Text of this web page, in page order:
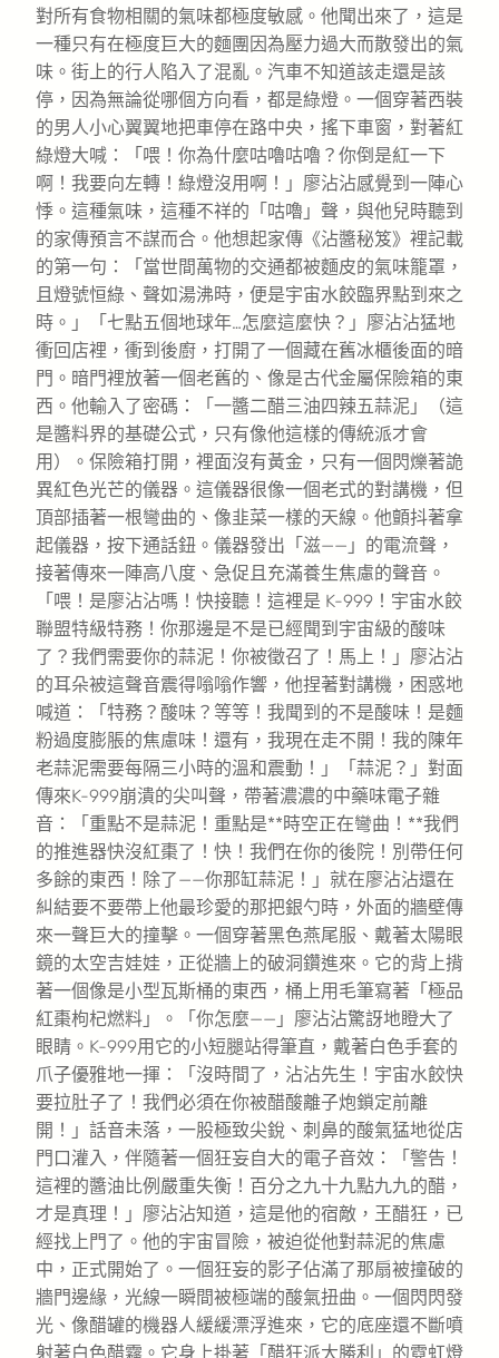
對所有食物相關的氣味都極度敏感。他聞出來了，這是
一種只有在極度巨大的麵團因為壓力過大而散發出的氣
味。街上的行人陷入了混亂。汽車不知道該走還是該
停，因為無論從哪個方向看，都是綠燈。一個穿著西裝
的男人小心翼翼地把車停在路中央，搖下車窗，對著紅
綠燈大喊：「喂！你為什麼咕嚕咕嚕？你倒是紅一下
啊！我要向左轉！綠燈沒用啊！」廖沾沾感覺到一陣心
悸。這種氣味，這種不祥的「咕嚕」聲，與他兒時聽到
的家傳預言不謀而合。他想起家傳《沾醬秘笈》裡記載
的第一句：「當世間萬物的交通都被麵皮的氣味籠罩，
且燈號恒綠、聲如湯沸時，便是宇宙水餃臨界點到來之
時。」「七點五個地球年…怎麼這麼快？」廖沾沾猛地
衝回店裡，衝到後廚，打開了一個藏在舊冰櫃後面的暗
門。暗門裡放著一個老舊的、像是古代金屬保險箱的東
西。他輸入了密碼：「一醬二醋三油四辣五蒜泥」（這
是醬料界的基礎公式，只有像他這樣的傳統派才會
用）。保險箱打開，裡面沒有黃金，只有一個閃爍著詭
異紅色光芒的儀器。這儀器很像一個老式的對講機，但
頂部插著一根彎曲的、像韭菜一樣的天線。他顫抖著拿
起儀器，按下通話鈕。儀器發出「滋——」的電流聲，
接著傳來一陣高八度、急促且充滿養生焦慮的聲音。
「喂！是廖沾沾嗎！快接聽！這裡是 K-999！宇宙水餃
聯盟特級特務！你那邊是不是已經聞到宇宙級的酸味
了？我們需要你的蒜泥！你被徵召了！馬上！」廖沾沾
的耳朵被這聲音震得嗡嗡作響，他捏著對講機，困惑地
喊道：「特務？酸味？等等！我聞到的不是酸味！是麵
粉過度膨脹的焦慮味！還有，我現在走不開！我的陳年
老蒜泥需要每隔三小時的溫和震動！」「蒜泥？」對面
傳來K-999崩潰的尖叫聲，帶著濃濃的中藥味電子雜
音：「重點不是蒜泥！重點是**時空正在彎曲！**我們
的推進器快沒紅棗了！快！我們在你的後院！別帶任何
多餘的東西！除了——你那缸蒜泥！」就在廖沾沾還在
糾結要不要帶上他最珍愛的那把銀勺時，外面的牆壁傳
來一聲巨大的撞擊。一個穿著黑色燕尾服、戴著太陽眼
鏡的太空吉娃娃，正從牆上的破洞鑽進來。它的背上揹
著一個像是小型瓦斯桶的東西，桶上用毛筆寫著「極品
紅棗枸杞燃料」。「你怎麼——」廖沾沾驚訝地瞪大了
眼睛。K-999用它的小短腿站得筆直，戴著白色手套的
爪子優雅地一揮：「沒時間了，沾沾先生！宇宙水餃快
要拉肚子了！我們必須在你被醋酸離子炮鎖定前離
開！」話音未落，一股極致尖銳、刺鼻的酸氣猛地從店
門口灌入，伴隨著一個狂妄自大的電子音效：「警告！
這裡的醬油比例嚴重失衡！百分之九十九點九九的醋，
才是真理！」廖沾沾知道，這是他的宿敵，王醋狂，已
經找上門了。他的宇宙冒險，被迫從他對蒜泥的焦慮
中，正式開始了。一個狂妄的影子佔滿了那扇被撞破的
牆門邊緣，光線一瞬間被極端的酸氣扭曲。一個閃閃發
光、像醋罐的機器人緩緩漂浮進來，它的底座還不斷噴
射著白色醋霧。它身上掛著「醋狂派大勝利」的霓虹燈